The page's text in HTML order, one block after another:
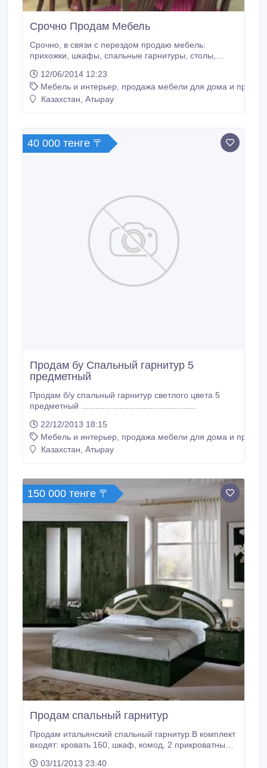
Срочно Продам Мебель
Срочно, в связи с перездом продаю мебель:
прихожки, шкафы, спальные гарнитуры, столы,
состоянии. Цена договорная! ..
12/06/2014 12:23
Мебель и интерьер, продажа мебели для дома и
Казахстан, Атырау
40 000 тенге 〒
Продам бу Спальный гарнитур 5
предметный
Продам б/у спальный гарнитур светлого цвета 5
22/12/2013 18:15
Мебель и интерьер, продажа мебели для дома и
Казахстан, Атырау
150 000 тенге 〒
Продам спальный гарнитур
Продам итальянский спальный гарнитур.В комплект
входят: кровать 160, шкаф, комод, 2 прикроватные
03/11/2013 23:40